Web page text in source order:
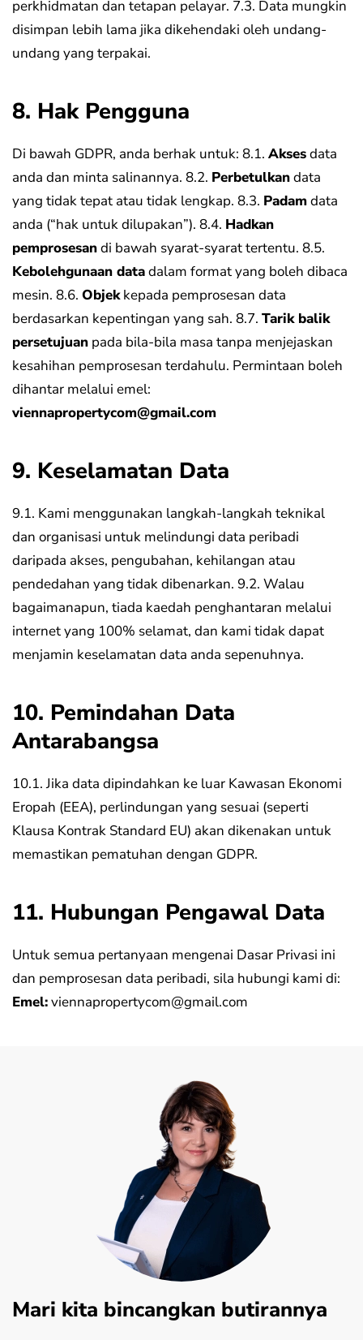
perkhidmatan dan tetapan pelayar. 7.3. Data mungkin
disimpan lebih lama jika dikehendaki oleh undang-
undang yang terpakai.
8. Hak Pengguna
Di bawah GDPR, anda berhak untuk: 8.1. Aksesdata
anda dan minta salinannya. 8.2. Perbetulkandata
yang tidak tepat atau tidak lengkap. 8.3. Padamdata
anda (“hak untuk dilupakan”). 8.4. Hadkan
pemprosesandi bawah syarat-syarat tertentu. 8.5.
Kebolehgunaan datadalam format yang boleh dibaca
mesin. 8.6. Objekkepada pemprosesan data
berdasarkan kepentingan yang sah. 8.7. Tarik balik
persetujuan pada bila-bila masa tanpa menjejaskan
kesahihan pemprosesan terdahulu. Permintaan boleh
dihantar melalui emel:
viennapropertycom@gmail.com
9. Keselamatan Data
9.1. Kami menggunakan langkah-langkah teknikal
dan organisasi untuk melindungi data peribadi
daripada akses, pengubahan, kehilangan atau
pendedahan yang tidak dibenarkan. 9.2. Walau
bagaimanapun, tiada kaedah penghantaran melalui
internet yang 100% selamat, dan kami tidak dapat
menjamin keselamatan data anda sepenuhnya.
10. Pemindahan Data
Antarabangsa
10.1. Jika data dipindahkan ke luar Kawasan Ekonomi
Eropah (EEA), perlindungan yang sesuai (seperti
Klausa Kontrak Standard EU) akan dikenakan untuk
memastikan pematuhan dengan GDPR.
11. Hubungan Pengawal Data
Untuk semua pertanyaan mengenai Dasar Privasi ini
dan pemprosesan data peribadi, sila hubungi kami di:
Emel:viennapropertycom@gmail.com
Mari kita bincangkan butirannya